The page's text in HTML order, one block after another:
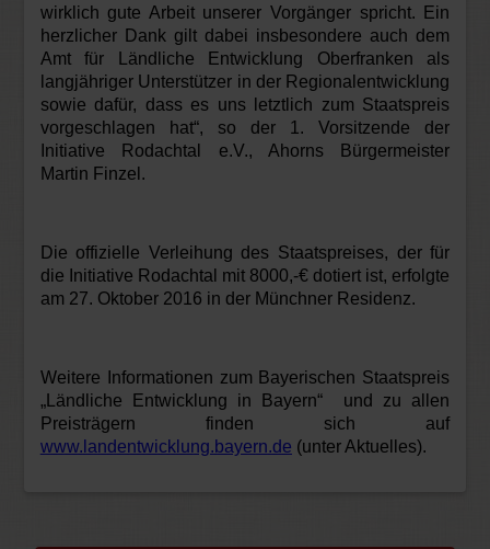
wirklich gute Arbeit unserer Vorgänger spricht. Ein
herzlicher Dank gilt dabei insbesondere auch dem
Amt für Ländliche Entwicklung Oberfranken als
langjähriger Unterstützer in der Regionalentwicklung
sowie dafür, dass es uns letztlich zum Staatspreis
vorgeschlagen hat“, so der 1. Vorsitzende der
Initiative Rodachtal e.V., Ahorns Bürgermeister
Martin Finzel.
Die offizielle Verleihung des Staatspreises, der für
die Initiative Rodachtal mit 8000,-€ dotiert ist, erfolgte
am 27. Oktober 2016 in der Münchner Residenz.
Weitere Informationen zum Bayerischen Staatspreis
„Ländliche Entwicklung in Bayern“ und zu allen
Preisträgern finden sich auf
www.landentwicklung.bayern.de (unter Aktuelles).